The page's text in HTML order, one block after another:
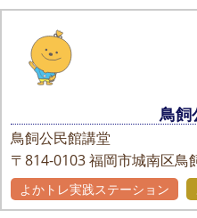
鳥飼
鳥飼公民館講堂
〒814-0103福岡市城南区鳥
よかトレ実践ステーション